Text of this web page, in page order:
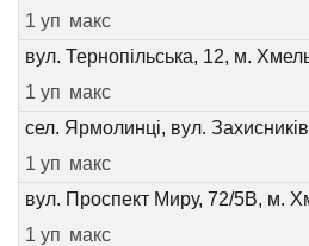
1 уп макс
вул. Тернопільська, 12, м.
1 уп макс
сел. Ярмолинці, вул.
1 уп макс
вул. Проспект Миру, 72/5В, м.
1 уп макс